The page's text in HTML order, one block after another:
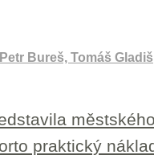
Petr Bureš, Tomáš Gladiš
praktický